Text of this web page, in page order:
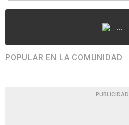
...
POPULAR EN LA COMUNIDAD
PUBLICIDAD